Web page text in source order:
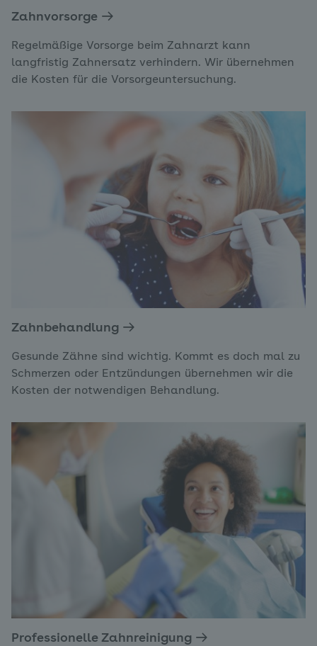
Zahnvorsorge
Regelmäßige Vorsorge beim Zahnarzt kann
langfristig Zahnersatz verhindern. Wir übernehmen
die Kosten für die Vorsorgeuntersuchung.
Zahnbehandlung
Gesunde Zähne sind wichtig. Kommt es doch mal zu
Schmerzen oder Entzündungen übernehmen wir die
Kosten der notwendigen Behandlung.
Professionelle Zahnreinigung